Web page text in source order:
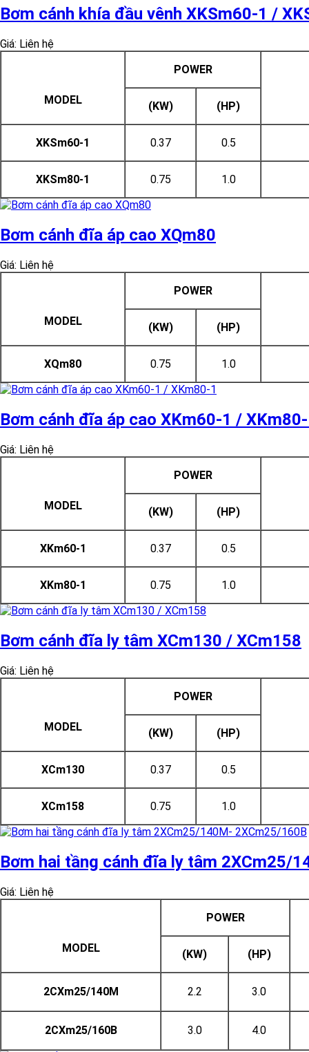
Bơm cánh khía đầu vênh XKSm60-1 /
Giá: Liên hệ
MODEL
POWER
(KW) (HP)
XKSm60-1 0.37 0.5
XKSm80-1 0.75 1.0
Bơm cánh đĩa áp cao XQm80
Giá: Liên hệ
MODEL
POWER
(KW) (HP)
XQm80 0.75 1.0
Bơm cánh đĩa áp cao XKm60-1 /
Giá: Liên hệ
MODEL
POWER
(KW) (HP)
XKm60-1 0.37 0.5
XKm80-1 0.75 1.0
Bơm cánh đĩa ly tâm XCm130 / XCm158
Giá: Liên hệ
MODEL
POWER
(KW) (HP)
XCm130 0.37 0.5
XCm158 0.75 1.0
Bơm hai tầng cánh đĩa ly tâm 2XCm25/
Giá: Liên hệ
MODEL
POWER
(KW) (HP)
2CXm25/140M 2.2 3.0
2CXm25/160B 3.0 4.0